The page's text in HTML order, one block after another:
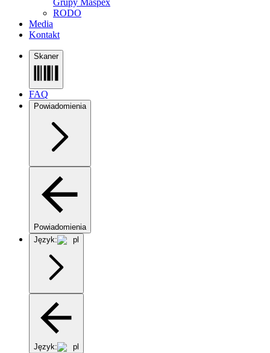
Grupy Maspex
RODO
Media
Kontakt
Skaner
FAQ
Powiadomienia
Powiadomienia
Język:
pl
Język: pl